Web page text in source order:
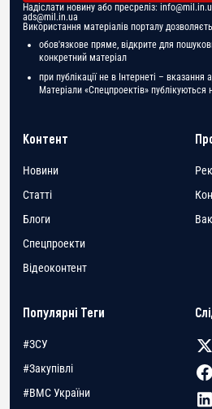
Надіслати новину або пресреліз:
ads@mil.in.ua
Використання матеріалів порталу
обов'язкове пряме, відкрите для
конкретний матеріал
при публікації не в Інтернеті – вказання
Матеріали «Спецпроектів»
Контент
Новини
Статті
Блоги
Спецпроекти
Відеоконтент
Популярні Теги
#ЗСУ
#Закупівлі
#ВМС України